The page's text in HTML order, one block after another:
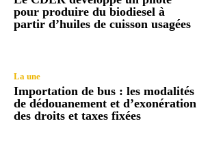
pour produire du biodiesel à
partir d’huiles de cuisson usagées
La une
Importation de bus : les modalités
de dédouanement et d’exonération
des droits et taxes fixées